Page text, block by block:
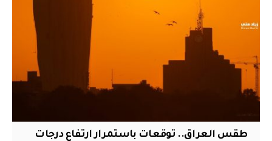
طقس العراق.. توقعات باستمرار ارتفاع درجات